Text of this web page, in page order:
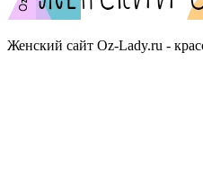
Женский сайт Oz-Lady.ru -